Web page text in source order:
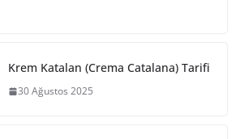
Krem Katalan (Crema Catalana) Tarifi
30 Ağustos 2025